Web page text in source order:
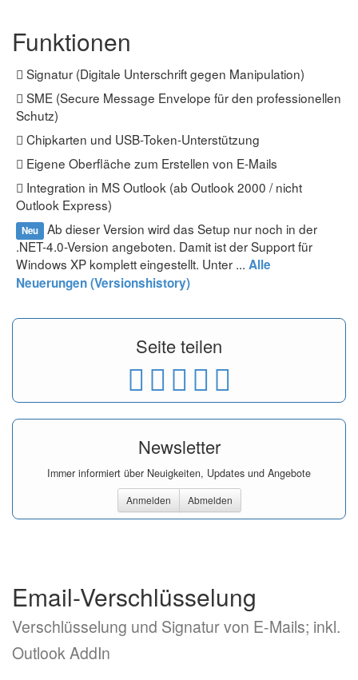
Funktionen
Signatur (Digitale Unterschrift gegen Manipulation)
SME (Secure Message Envelope für den professionellen
Schutz)
Chipkarten und USB-Token-Unterstützung
Eigene Oberfläche zum Erstellen von E-Mails
Integration in MS Outlook (ab Outlook 2000 / nicht
Outlook Express)
Neu Ab dieser Version wird das Setup nur noch in der
.NET-4.0-Version angeboten. Damit ist der Support für
Windows XP komplett eingestellt. Unter ... Alle
Neuerungen (Versionshistory)
Seite teilen
Newsletter
Immer informiert über Neuigkeiten, Updates und Angebote
Anmelden Abmelden
Email-Verschlüsselung
Verschlüsselung und Signatur von E-Mails; inkl.
Outlook AddIn